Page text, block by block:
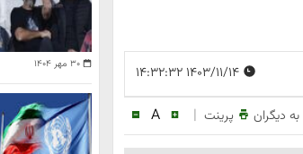
دیگران پرینت |
A
۳۰ مهر ۱۴۰۴